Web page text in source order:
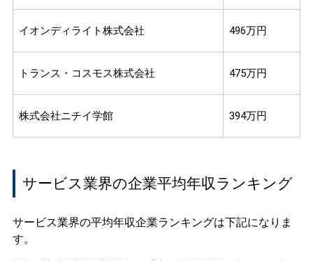
イオンディライト株式会社 496万円
トランス・コスモス株式会社 475万円
株式会社ニチイ学館 394万円
サービス業界の企業平均年収ランキング
サービス業界の平均年収企業ランキングは下記になりま
す。